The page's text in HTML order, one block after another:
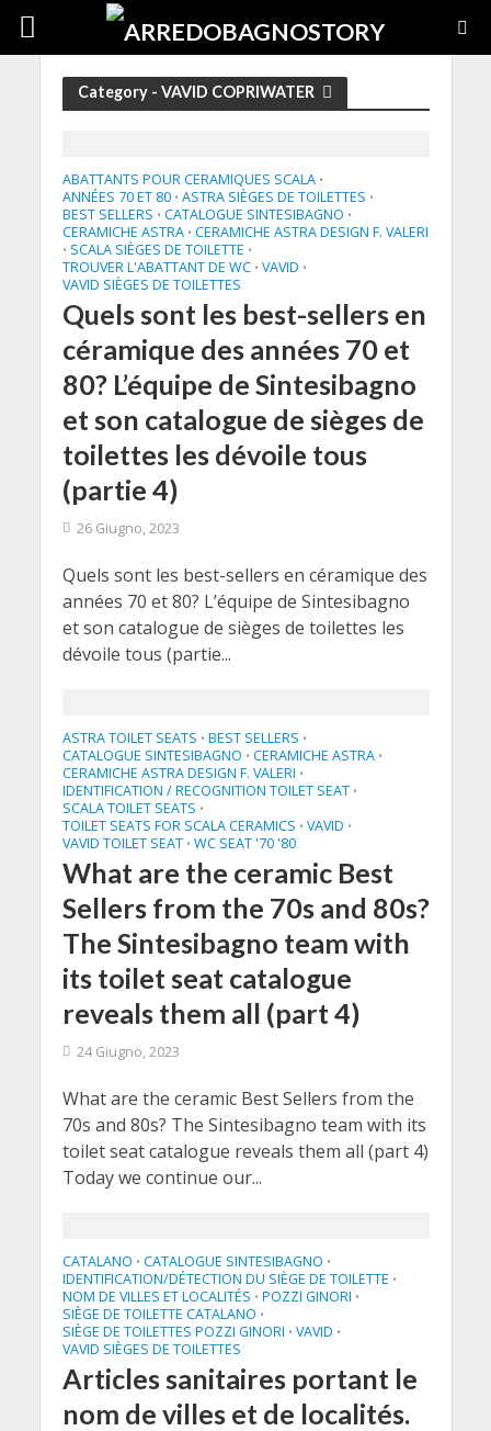
Category - VAVID COPRIWATER
ABATTANTS POUR CERAMIQUES SCALA •
ANNÉES 70 ET 80 • ASTRA SIÈGES DE TOILETTES •
BEST SELLERS • CATALOGUE SINTESIBAGNO •
CERAMICHE ASTRA • CERAMICHE ASTRA DESIGN F. VALERI
• SCALA SIÈGES DE TOILETTE •
TROUVER L'ABATTANT DE WC • VAVID •
VAVID SIÈGES DE TOILETTES
Quels sont les best-sellers en
céramique des années 70 et
80? L’équipe de Sintesibagno
et son catalogue de sièges de
toilettes les dévoile tous
(partie 4)
26 Giugno, 2023
Quels sont les best-sellers en céramique des
années 70 et 80? L’équipe de Sintesibagno
et son catalogue de sièges de toilettes les
dévoile tous (partie...
ASTRA TOILET SEATS • BEST SELLERS •
CATALOGUE SINTESIBAGNO • CERAMICHE ASTRA •
CERAMICHE ASTRA DESIGN F. VALERI •
IDENTIFICATION / RECOGNITION TOILET SEAT •
SCALA TOILET SEATS •
TOILET SEATS FOR SCALA CERAMICS • VAVID •
VAVID TOILET SEAT • WC SEAT '70 '80
What are the ceramic Best
Sellers from the 70s and 80s?
The Sintesibagno team with
its toilet seat catalogue
reveals them all (part 4)
24 Giugno, 2023
What are the ceramic Best Sellers from the
70s and 80s? The Sintesibagno team with its
toilet seat catalogue reveals them all (part 4)
Today we continue our...
CATALANO • CATALOGUE SINTESIBAGNO •
IDENTIFICATION/DÉTECTION DU SIÈGE DE TOILETTE •
NOM DE VILLES ET LOCALITÉS • POZZI GINORI •
SIÈGE DE TOILETTE CATALANO •
SIÈGE DE TOILETTES POZZI GINORI • VAVID •
VAVID SIÈGES DE TOILETTES
Articles sanitaires portant le
nom de villes et de localités.